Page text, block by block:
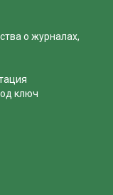
о журналах,
ключ